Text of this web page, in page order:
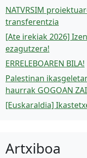
NATVRSIM
transferentzia
[Ate irekiak 2026]
ezagutzera!
ERRELEBOAREN BILA!
Palestinan
haurrak GOGOAN
[Euskaraldia]
Artxiboa